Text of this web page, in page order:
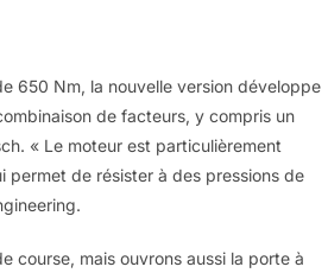
650 Nm, la nouvelle version développe
de facteurs, y compris un
« Le moteur est particulièrement
permet de résister à des pressions de
course, mais ouvrons aussi la porte à